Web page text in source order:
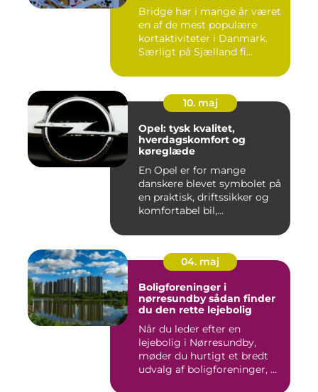
Bridge har i mange år været
en af de mest populære
kortaktiviteter i Danmark.
Særligt på Sjælland fi...
10. maj
Opel: tysk kvalitet,
hverdagskomfort og
køreglæde
En Opel er for mange
danskere blevet symbolet på
en praktisk, driftssikker og
komfortabel bil,...
04. maj
Boligforeninger i
nørresundby sådan finder
du den rette lejebolig
Når du leder efter en
lejebolig i Nørresundby,
møder du hurtigt et bredt
udvalg af boligforeninger, ...